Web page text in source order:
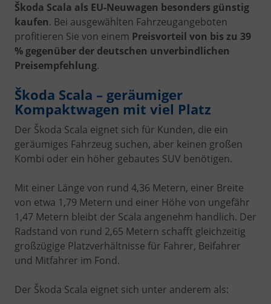
Škoda Scala als EU-Neuwagen besonders günstig
kaufen. Bei ausgewählten Fahrzeugangeboten
profitieren Sie von einem Preisvorteil von bis zu 39
% gegenüber der deutschen unverbindlichen
Preisempfehlung.
Škoda Scala – geräumiger
Kompaktwagen mit viel Platz
Der Škoda Scala eignet sich für Kunden, die ein
geräumiges Fahrzeug suchen, aber keinen großen
Kombi oder ein höher gebautes SUV benötigen.
Mit einer Länge von rund 4,36 Metern, einer Breite
von etwa 1,79 Metern und einer Höhe von ungefähr
1,47 Metern bleibt der Scala angenehm handlich. Der
Radstand von rund 2,65 Metern schafft gleichzeitig
großzügige Platzverhältnisse für Fahrer, Beifahrer
und Mitfahrer im Fond.
Der Škoda Scala eignet sich unter anderem als: